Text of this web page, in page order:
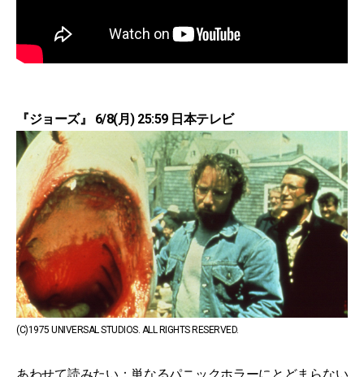
『ジョーズ』 6/8(月) 25:59 日本テレビ
(C)1975 UNIVERSAL STUDIOS. ALL RIGHTS RESERVED.
あわせて読みたい：単なるパニックホラーにとどまらない